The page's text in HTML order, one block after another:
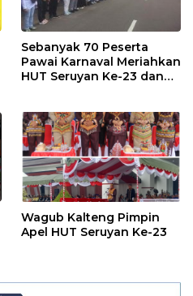
Sebanyak 70 Peserta
Pawai Karnaval Meriahkan
HUT Seruyan Ke-23 dan
Wagub Kalteng Pimpin
Apel HUT Seruyan Ke-23